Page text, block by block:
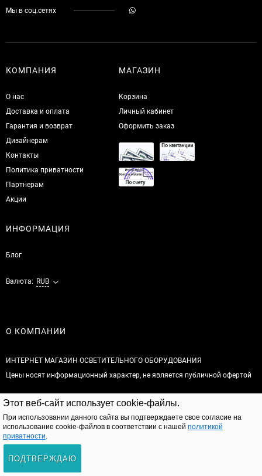
Этот веб-сайт использует cookie-файлы.
При использовании данного сайта вы подтверждаете свое согласие на
использование cookie-файлов в соответствии с нашей политикой
приватности.
ПОДТВЕРЖДАЮ
Мы в соц.сетях
КОМПАНИЯ
О нас
Доставка и оплата
Гарантия и возврат
Дизайнерам
Контакты
Политика приватности
Партнерам
Акции
МАГАЗИН
Корзина
Личный кабинет
Оформить заказ
ИНФОРМАЦИЯ
Блог
Валюта: RUB
О КОМПАНИИ
ИНТЕРНЕТ МАГАЗИН ОСВЕТИТЕЛЬНОГО ОБОРУДОВАНИЯ
Цены носят информационный характер, не является публичной офертой
© 2026
Полная версия сайта